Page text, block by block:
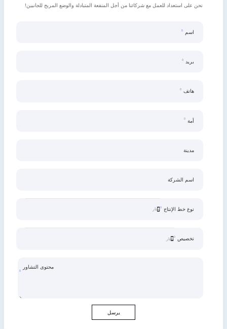
نحن على استعداد للعمل مع شركائنا من أجل المنفعة المتبادلة والوضع المربح للجانبين!
اسم
بريد
هاتف
أمة
مدينة
اسم الشركة
نوع خط الإنتاج
تخصيص
محتوى التشاور
يرسل